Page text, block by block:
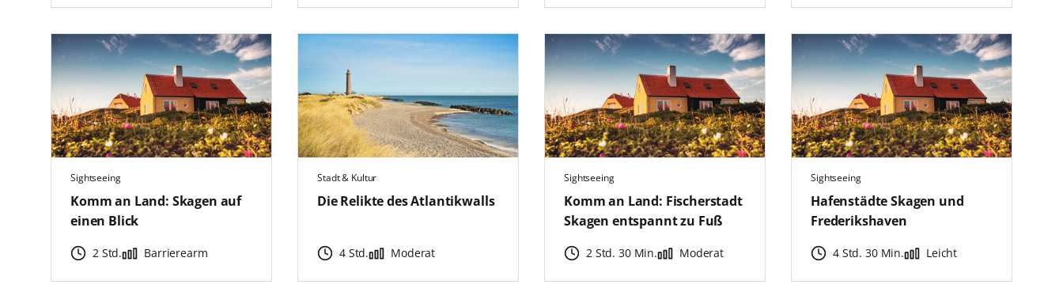
Sightseeing
Komm an Land: Skagen auf
einen Blick
2 Std. Barrierearm
Stadt & Kultur
Die Relikte des Atlantikwalls
4 Std. Moderat
Sightseeing
Komm an Land: Fischerstadt
Skagen entspannt zu Fuß
2 Std. 30 Min. Moderat
Sightseeing
Hafenstädte Skagen und
Frederikshaven
4 Std. 30 Min. Leicht